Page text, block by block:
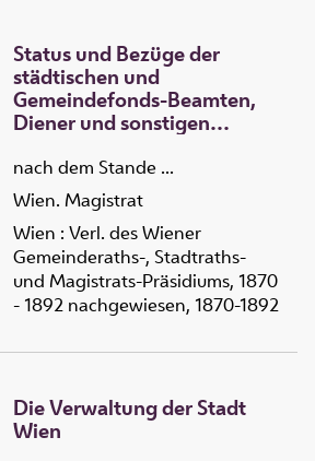
Status und Bezüge der
städtischen und
Gemeindefonds-Beamten,
Diener und sonstigen
nach dem Stande ...
Wien. Magistrat
Wien : Verl. des Wiener
Gemeinderaths-, Stadtraths-
und Magistrats-Präsidiums, 1870
- 1892 nachgewiesen, 1870-1892
Die Verwaltung der Stadt
Wien